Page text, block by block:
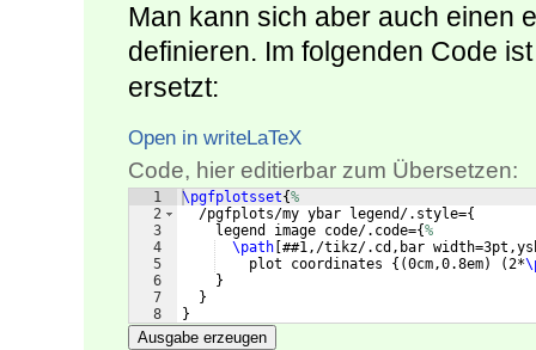
Man kann sich aber auch einen
definieren. Im folgenden Code
ersetzt:
Open in writeLaTeX
Code, hier editierbar zum Übersetzen:
1
2
3
4
5
6
7
8
\pgfplotsset{%
  /pgfplots/my ybar legend/.style=
{
    legend image code/.code=
{%
\path ##1,/tikz/.cd,bar
    plot coordinates
{(0cm,0.8em) (2*
}
}
}
Ausgabe erzeugen